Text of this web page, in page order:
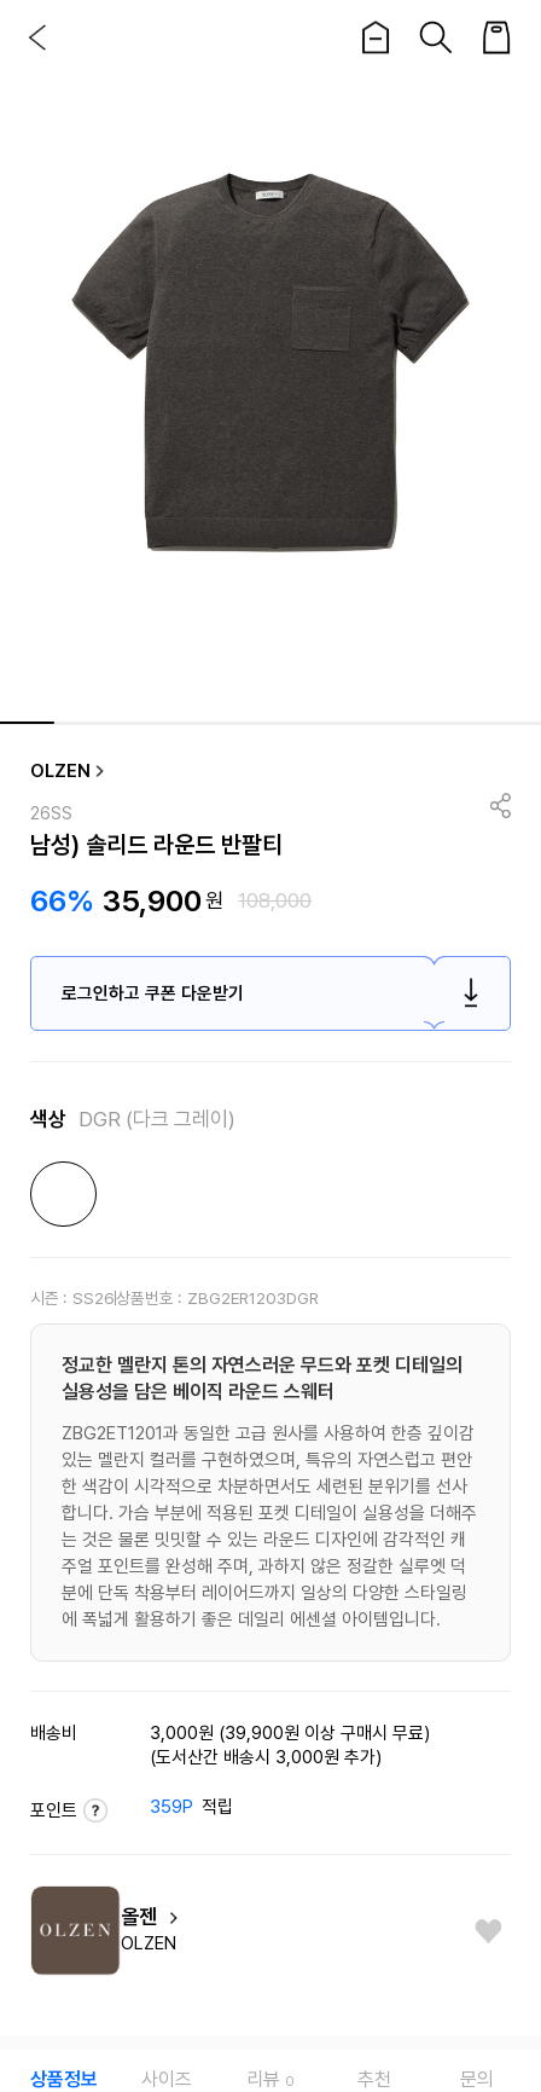
OLZEN
26SS
남성) 솔리드 라운드 반팔티
66% 35,900원 108,000
로그인하고 쿠폰 다운받기
색상 DGR (다크 그레이)
시즌 : SS26상품번호 : ZBG2ER1203DGR
정교한 멜란지 톤의 자연스러운 무드와 포켓 디테일의
실용성을 담은 베이직 라운드 스웨터
ZBG2ET1201과 동일한 고급 원사를 사용하여 한층 깊이감
있는 멜란지 컬러를 구현하였으며, 특유의 자연스럽고 편안
한 색감이 시각적으로 차분하면서도 세련된 분위기를 선사
합니다. 가슴 부분에 적용된 포켓 디테일이 실용성을 더해주
는 것은 물론 밋밋할 수 있는 라운드 디자인에 감각적인 캐
주얼 포인트를 완성해 주며, 과하지 않은 정갈한 실루엣 덕
분에 단독 착용부터 레이어드까지 일상의 다양한 스타일링
에 폭넓게 활용하기 좋은 데일리 에센셜 아이템입니다.
배송비
3,000원 (39,900원 이상 구매시 무료)
(도서산간 배송시 3,000원 추가)
포인트 359P 적립
올젠
OLZEN
상품정보 사이즈 리뷰 0 추천 문의